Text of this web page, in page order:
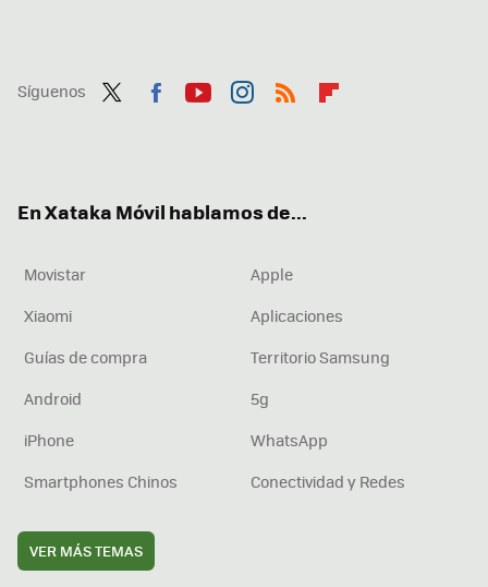
Síguenos
En Xataka Móvil hablamos de...
Movistar
Apple
Xiaomi
Aplicaciones
Guías de compra
Territorio Samsung
Android
5g
iPhone
WhatsApp
Smartphones Chinos
Conectividad y Redes
VER MÁS TEMAS